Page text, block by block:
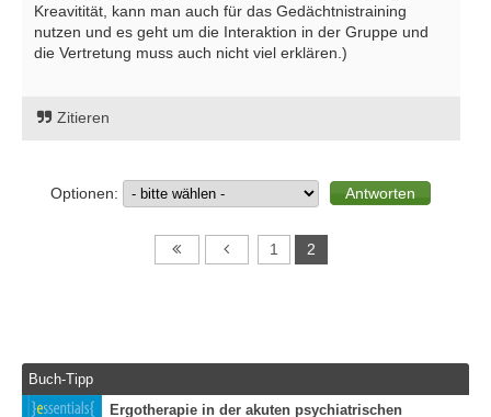
Kreavitität, kann man auch für das Gedächtnistraining
nutzen und es geht um die Interaktion in der Gruppe und
die Vertretung muss auch nicht viel erklären.)
Zitieren
Optionen:
1 2
Buch-Tipp
Ergotherapie in der akuten psychiatrischen